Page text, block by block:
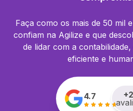
Faça como os mais de 50 mil
confiam na Agilize e que
de lidar com a
eficiente e
4.7 +